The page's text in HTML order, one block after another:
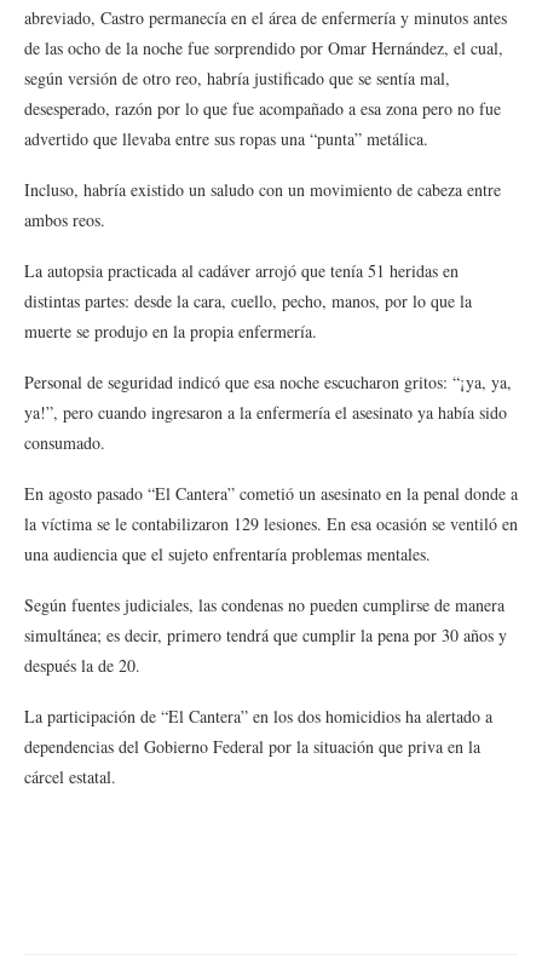
abreviado, Castro permanecía en el área de enfermería y minutos antes
de las ocho de la noche fue sorprendido por Omar Hernández, el cual,
según versión de otro reo, habría justificado que se sentía mal,
desesperado, razón por lo que fue acompañado a esa zona pero no fue
advertido que llevaba entre sus ropas una “punta” metálica.
Incluso, habría existido un saludo con un movimiento de cabeza entre
ambos reos.
La autopsia practicada al cadáver arrojó que tenía 51 heridas en
distintas partes: desde la cara, cuello, pecho, manos, por lo que la
muerte se produjo en la propia enfermería.
Personal de seguridad indicó que esa noche escucharon gritos: “¡ya, ya,
ya!”, pero cuando ingresaron a la enfermería el asesinato ya había sido
consumado.
En agosto pasado “El Cantera” cometió un asesinato en la penal donde a
la víctima se le contabilizaron 129 lesiones. En esa ocasión se ventiló en
una audiencia que el sujeto enfrentaría problemas mentales.
Según fuentes judiciales, las condenas no pueden cumplirse de manera
simultánea; es decir, primero tendrá que cumplir la pena por 30 años y
después la de 20.
La participación de “El Cantera” en los dos homicidios ha alertado a
dependencias del Gobierno Federal por la situación que priva en la
cárcel estatal.